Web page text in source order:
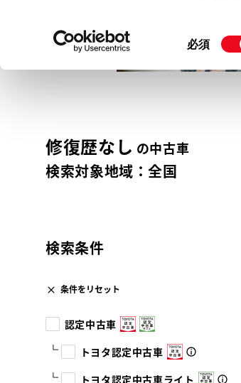
て」をご
同
必須
修復歴なし の中古車
検索対象地域：全国
検索条件
条件をリセット
認定中古車
トヨタ認定中古車
トヨタ認定中古車ライト